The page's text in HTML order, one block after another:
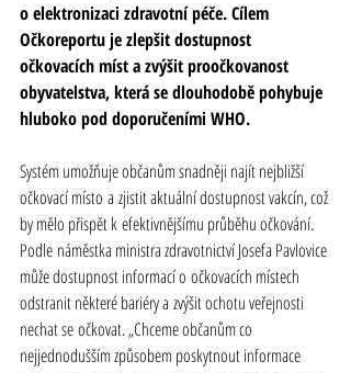
o elektronizaci zdravotní péče. Cílem
Očkoreportu je zlepšit dostupnost
očkovacích míst a zvýšit proočkovanost
obyvatelstva, která se dlouhodobě pohybuje
hluboko pod doporučeními WHO.
Systém umožňuje občanům snadněji najít nejbližší
očkovací místo a zjistit aktuální dostupnost vakcín, což
by mělo přispět k efektivnějšímu průběhu očkování.
Podle náměstka ministra zdravotnictví Josefa Pavlovice
může dostupnost informací o očkovacích místech
odstranit některé bariéry a zvýšit ochotu veřejnosti
nechat se očkovat. „Chceme občanům co
nejjednodušším způsobem poskytnout informace